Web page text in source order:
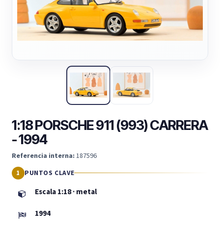
1:18 PORSCHE 911 (993) CARRERA
- 1994
Referencia interna: 187596
PUNTOS CLAVE
Escala 1:18 · metal
1994